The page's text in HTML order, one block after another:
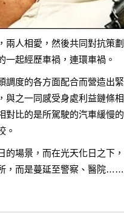
兩人相愛，然後共同對抗策
起經歷車禍，連環車禍。
調度的各方面配合而營造出
與之一同感受身處利益鏈條
比的是所駕駛的汽車緩慢
。
的場景，而在光天化日之下
，而是蔓延至警察、醫院